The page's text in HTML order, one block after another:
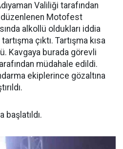
Valiliği tarafından
düzenlenen Motofest
alkollü oldukları iddia
çıktı. Tartışma kısa
Kavgaya burada görevli
müdahale edildi.
ekiplerince gözaltına